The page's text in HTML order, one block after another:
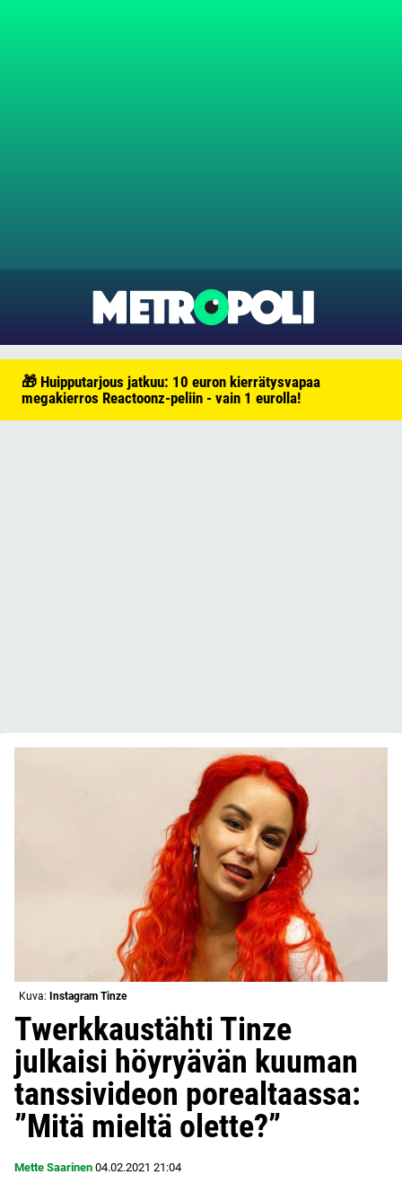
🎁 Huipputarjous jatkuu: 10 euron kierrätysvapaa
megakierros Reactoonz-peliin - vain 1 eurolla!
Kuva: Instagram Tinze
Twerkkaustähti Tinze
julkaisi höyryävän kuuman
tanssivideon porealtaassa:
”Mitä mieltä olette?”
Mette Saarinen 04.02.2021 21:04